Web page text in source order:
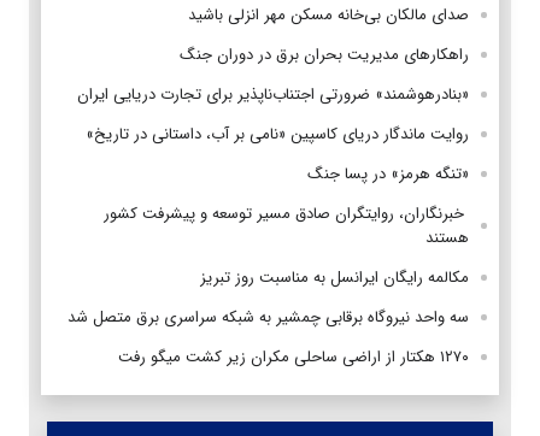
صدای مالکان بی‌خانه مسکن مهر انزلی باشید
راهکارهای مدیریت بحران برق در دوران جنگ
«بنادرهوشمند» ضرورتی اجتناب‌ناپذیر برای تجارت دریایی ایران
روایت ماندگار دریای کاسپین «نامی بر آب، داستانی در تاریخ»
«تنگه هرمز» در پسا جنگ
‌ خبرنگاران، روایتگران صادق مسیر توسعه و پیشرفت کشور
هستند
مکالمه رایگان ایرانسل به مناسبت روز تبریز
سه واحد نیروگاه برقابی چمشیر به شبکه سراسری برق متصل شد
۱۲۷۰ هکتار از اراضی ساحلی مکران زیر کشت میگو رفت